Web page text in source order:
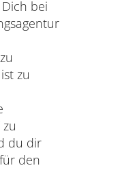
bei
zu
du dir
den